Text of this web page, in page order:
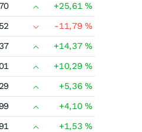
+25,61%
-11,79%
+14,37%
+10,29%
+5,36%
+4,10%
+1,53%